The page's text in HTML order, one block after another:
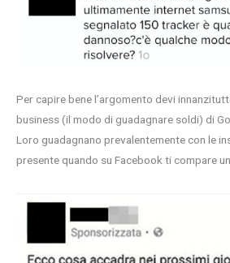
Per capire bene l’argomento devi
business (il modo di guadagnare soldi) di
Loro guadagnano prevalentemente con le
presente quando su Facebook ti compare